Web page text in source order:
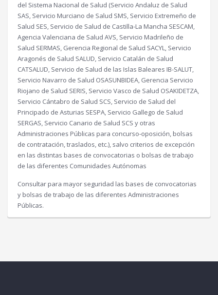
del Sistema Nacional de Salud (Servicio Andaluz de Salud
SAS, Servicio Murciano de Salud SMS, Servicio Extremeño de
Salud SES, Servicio de Salud de Castilla-La Mancha SESCAM,
Agencia Valenciana de Salud AVS, Servicio Madrileño de
Salud SERMAS, Gerencia Regional de Salud SACYL, Servicio
Aragonés de Salud SALUD, Servicio Catalán de Salud
CATSALUD, Servicio de Salud de las Islas Baleares IB-SALUT,
Servicio Navarro de Salud OSASUNBIDEA, Gerencia Servicio
Riojano de Salud SERIS, Servicio Vasco de Salud OSAKIDETZA,
Servicio Cántabro de Salud SCS, Servicio de Salud del
Principado de Asturias SESPA, Servicio Gallego de Salud
SERGAS, Servicio Canario de Salud SCS y otras
Administraciones Públicas para concurso-oposición, bolsas
de contratación, traslados, etc.), salvo criterios de excepción
en las distintas bases de convocatorias o bolsas de trabajo
de las diferentes Comunidades Autónomas
Consultar para mayor seguridad las bases de convocatorias
y bolsas de trabajo de las diferentes Administraciones
Públicas.